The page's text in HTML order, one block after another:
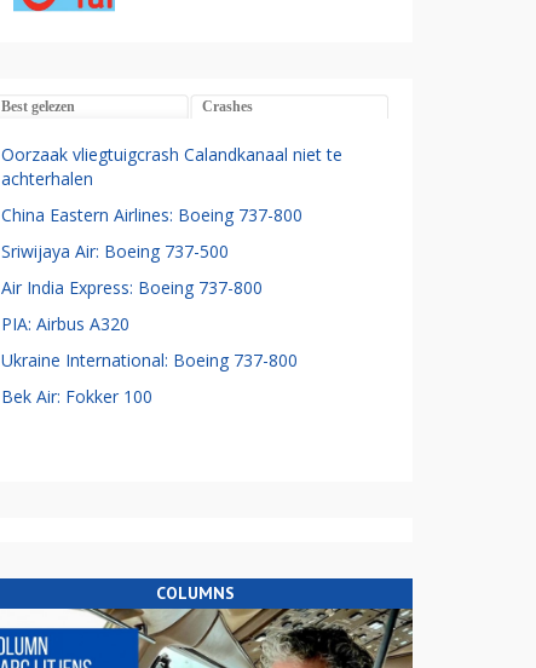
Best gelezen Crashes
Oorzaak vliegtuigcrash Calandkanaal niet te
achterhalen
China Eastern Airlines: Boeing 737-800
Sriwijaya Air: Boeing 737-500
Air India Express: Boeing 737-800
PIA: Airbus A320
Ukraine International: Boeing 737-800
Bek Air: Fokker 100
COLUMNS